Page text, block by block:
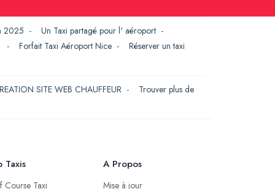
2025 - Un Taxi partagé pour l' aéroport -
- Forfait Taxi Aéroport Nice - Réserver un taxi
SITE WEB CHAUFFEUR - Trouver plus de
Taxis
Course Taxi
A Propos
Mise à jour